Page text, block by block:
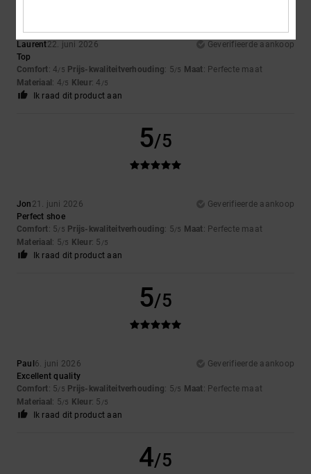
Laurent22. juni 2026
Geverifieerde aankoop
Top
Comfort: 4/5 Prijs-kwaliteitverhouding: 5/5 Maat: Perfecte maat
Materiaal: 4/5 Kleur: 4 /5
Ik raad dit product aan
5/5
Jon 21. juni 2026
Geverifieerde aankoop
Perfect shoe
Comfort: 5/5 Prijs-kwaliteitverhouding: 5/5 Maat: Perfecte maat
Materiaal: 5/5 Kleur: 5 /5
Ik raad dit product aan
5/5
Paul6. juni 2026
Geverifieerde aankoop
Excellent quality
Comfort: 5/5 Prijs-kwaliteitverhouding: 5/5 Maat: Perfecte maat
Materiaal: 5/5 Kleur: 5 /5
Ik raad dit product aan
4/5